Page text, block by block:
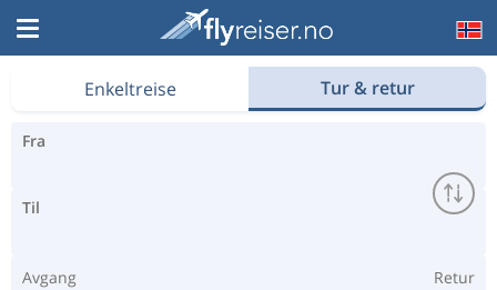
Velkommen til Flyreiser.no
Enkeltreise Tur & retur
Fra
Til
Avgang Retur